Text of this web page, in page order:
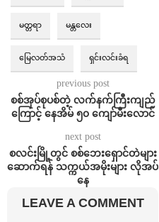
မတ္တရာ မန္တလေး
မြေလတ်အသံ ရှင်းလင်းခံရ
previous post
စစ်အုပ်စုပစ်တဲ့ လက်နက်ကြီးကျည်
ကြောင့် နေအိမ် ၅၀ ကျော်မီးလောင်
next post
စလင်းမြို့တွင် စစ်ဘေးရှောင်တဲများ
ဆောက်ရန် သက္ကယ်အမိုးများ လိုအပ်
နေ
LEAVE A COMMENT